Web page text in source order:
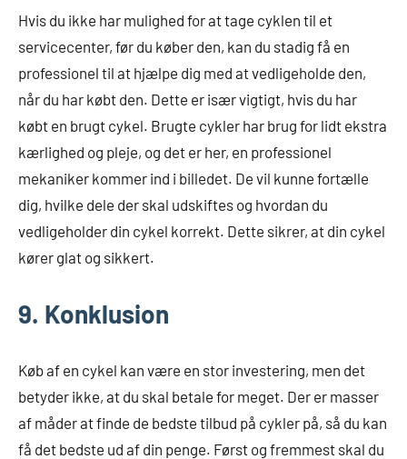
Hvis du ikke har mulighed for at tage cyklen til et
servicecenter, før du køber den, kan du stadig få en
professionel til at hjælpe dig med at vedligeholde den,
når du har købt den. Dette er især vigtigt, hvis du har
købt en brugt cykel. Brugte cykler har brug for lidt ekstra
kærlighed og pleje, og det er her, en professionel
mekaniker kommer ind i billedet. De vil kunne fortælle
dig, hvilke dele der skal udskiftes og hvordan du
vedligeholder din cykel korrekt. Dette sikrer, at din cykel
kører glat og sikkert.
9. Konklusion
Køb af en cykel kan være en stor investering, men det
betyder ikke, at du skal betale for meget. Der er masser
af måder at finde de bedste tilbud på cykler på, så du kan
få det bedste ud af din penge. Først og fremmest skal du